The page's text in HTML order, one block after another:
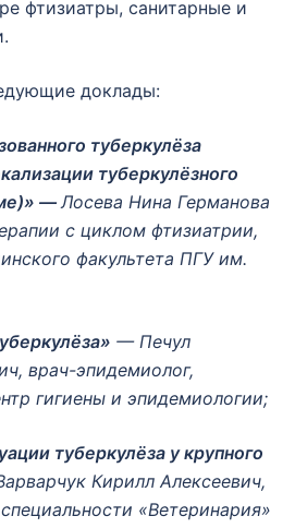
фтизиатры, санитарные и
доклады:
туберкулёза
туберкулёзного
—Лосева Нина Германова
с циклом фтизиатрии,
факультета ПГУ им.
— Печул
врач-эпидемиолог,
гигиены и эпидемиологии;
туберкулёза у крупного
Кирилл Алексеевич,
«Ветеринария»